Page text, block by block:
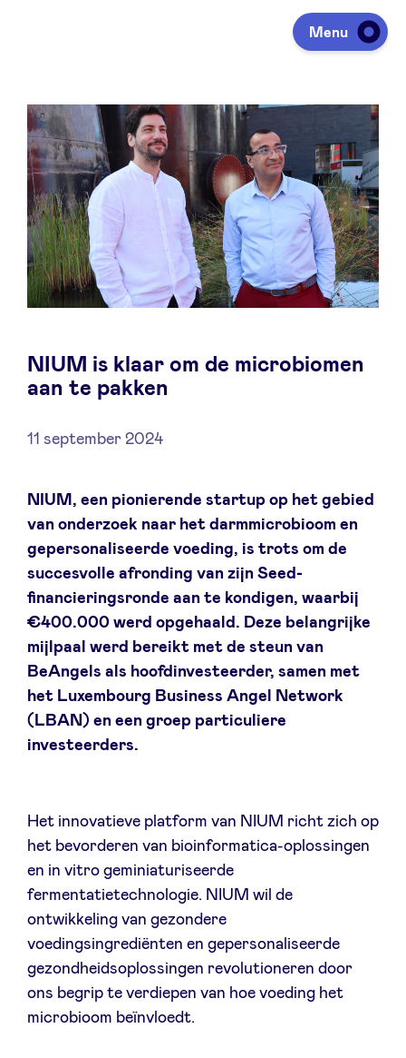
Menu
Investeren
Fondsen ophalen
Portfolio
Agenda
Over ons
Nieuws
Voordelen
BeAngels Academy
BeAngels Luxemburg
NXT Brussels - Investeerders groep
Sponsors
Privacy Policy
BeAngels x PMV
My Portofolio
NIUM is klaar om de microbiomen
aan te pakken
11 september 2024
NIUM, een pionierende startup op het gebied
van onderzoek naar het darmmicrobioom en
gepersonaliseerde voeding, is trots om de
succesvolle afronding van zijn Seed-
financieringsronde aan te kondigen, waarbij
€400.000 werd opgehaald. Deze belangrijke
mijlpaal werd bereikt met de steun van
BeAngels als hoofdinvesteerder, samen met
het Luxembourg Business Angel Network
(LBAN) en een groep particuliere
investeerders.
Het innovatieve platform van NIUM richt zich op
het bevorderen van bioinformatica-oplossingen
en in vitro geminiaturiseerde
fermentatietechnologie. NIUM wil de
ontwikkeling van gezondere
voedingsingrediënten en gepersonaliseerde
gezondheidsoplossingen revolutioneren door
ons begrip te verdiepen van hoe voeding het
microbioom beïnvloedt.